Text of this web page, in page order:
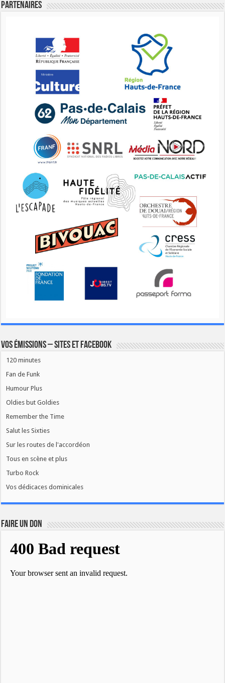
Partenaires
Vos émissions – Sites et Facebook
120 minutes
Fan de Funk
Humour Plus
Oldies but Goldies
Remember the Time
Salut les Sixties
Sur les routes de l'accordéon
Tous en scène et plus
Turbo Rock
Vos dédicaces dominicales
FAIRE UN DON